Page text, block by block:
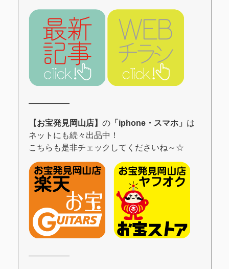
―――――
【お宝発見岡山店】 の「iphone・スマホ」 は
ネットにも続々出品中！
こちらも是非チェックしてくださいね～☆
―――――